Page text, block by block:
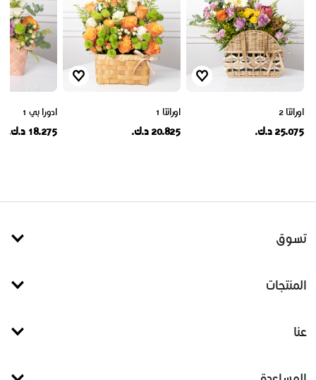
اورانتا 2
25.075 د.ك.
اورانتا 1
20.825 د.ك.
ادورا بي 1
18.275 د.ك.
تسوق
المنتجات
عنا